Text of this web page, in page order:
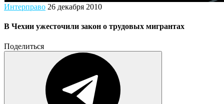
Интерправо 26 декабря 2010
В Чехии ужесточили закон о трудовых мигрантах
Поделиться